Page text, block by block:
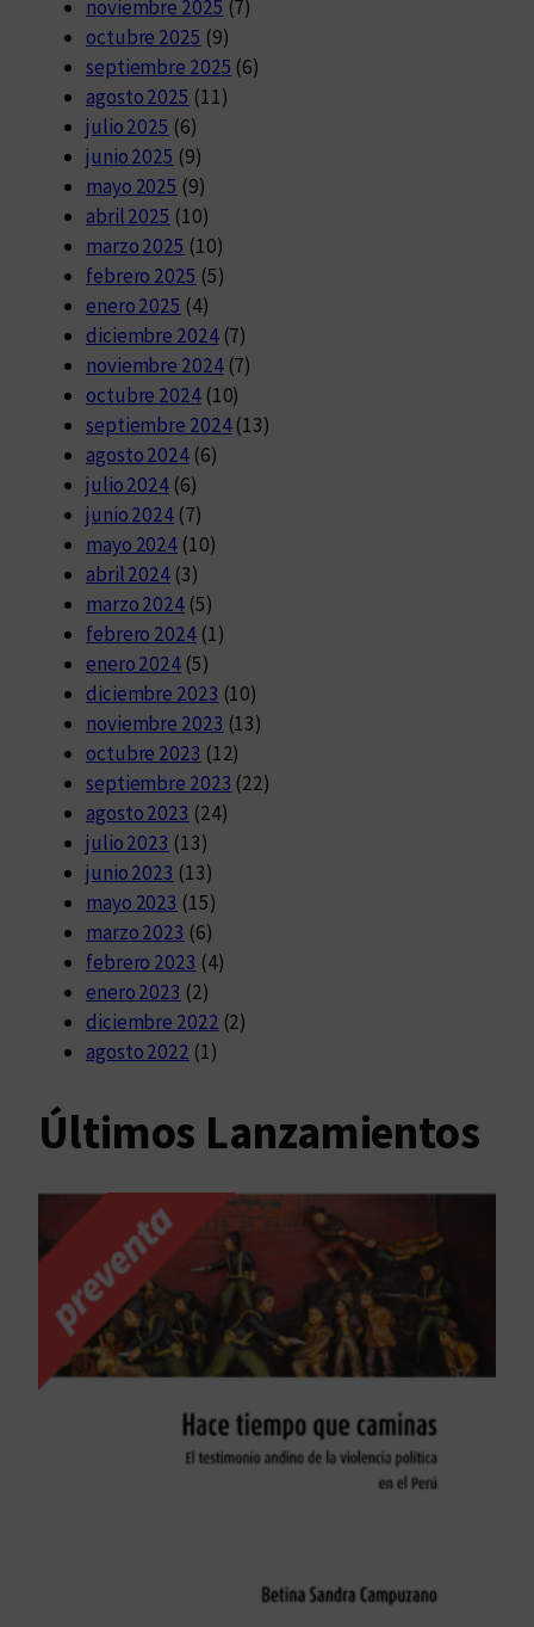
noviembre 2025 (7)
octubre 2025 (9)
septiembre 2025 (6)
agosto 2025 (11)
julio 2025 (6)
junio 2025 (9)
mayo 2025 (9)
abril 2025 (10)
marzo 2025 (10)
febrero 2025 (5)
enero 2025 (4)
diciembre 2024(7)
noviembre 2024(7)
octubre 2024(10)
septiembre 2024(13)
agosto 2024(6)
julio 2024 (6)
junio 2024 (7)
mayo 2024 (10)
abril 2024 (3)
marzo 2024 (5)
febrero 2024(1)
enero 2024 (5)
diciembre 2023 (10)
noviembre 2023 (13)
octubre 2023 (12)
septiembre 2023 (22)
agosto 2023 (24)
julio 2023 (13)
junio 2023 (13)
mayo 2023 (15)
marzo 2023 (6)
febrero 2023 (4)
enero 2023 (2)
diciembre 2022 (2)
agosto 2022 (1)
Últimos Lanzamientos